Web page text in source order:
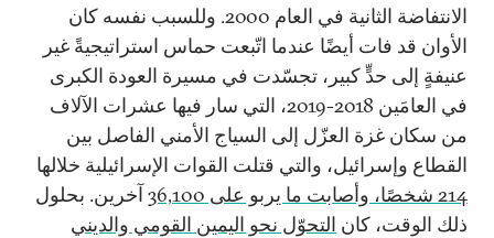
الانتفاضة الثانية في العام 2000. وللسبب نفسه كان
الأوان قد فات أيضًا عندما اتّبعت حماس استراتيجيةً غير
عنيفةٍ إلى حدٍّ كبير، تجسّدت في مسيرة العودة الكبرى
في العامَين 2018-2019، التي سار فيها عشرات الآلاف
من سكان غزة العزّل إلى السياج الأمني الفاصل بين
القطاع وإسرائيل، والتي قتلت القوات الإسرائيلية خلالها
214 شخصًا، وأصابت ما يربو على 36,100
آخرين. بحلول
ذلك الوقت، كان التحوّل نحو اليمين القومي والديني